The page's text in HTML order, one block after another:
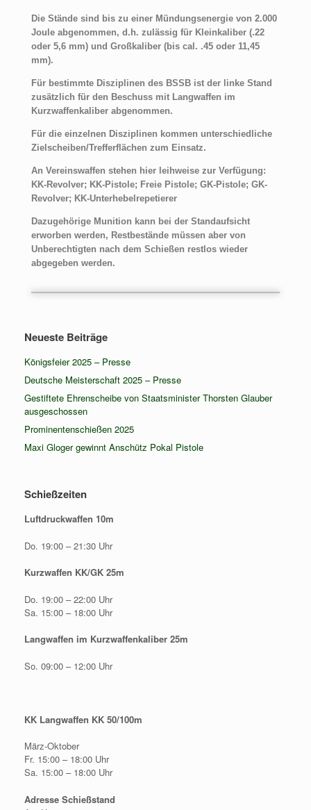
Die Stände sind bis zu einer Mündungsenergie von 2.000
Joule abgenommen, d.h. zulässig für Kleinkaliber (.22
oder 5,6 mm) und Großkaliber (bis cal. .45 oder 11,45
mm).
Für bestimmte Disziplinen des BSSB ist der linke Stand
zusätzlich für den Beschuss mit Langwaffen im
Kurzwaffenkaliber abgenommen.
Für die einzelnen Disziplinen kommen unterschiedliche
Zielscheiben/Trefferflächen zum Einsatz.
An Vereinswaffen stehen hier leihweise zur Verfügung:
KK-Revolver; KK-Pistole; Freie Pistole; GK-Pistole; GK-
Revolver; KK-Unterhebelrepetierer
Dazugehörige Munition kann bei der Standaufsicht
erworben werden, Restbestände müssen aber von
Unberechtigten nach dem Schießen restlos wieder
abgegeben werden.
Neueste Beiträge
Königsfeier 2025 – Presse
Deutsche Meisterschaft 2025 – Presse
Gestiftete Ehrenscheibe von Staatsminister Thorsten Glauber
ausgeschossen
Prominentenschießen 2025
Maxi Gloger gewinnt Anschütz Pokal Pistole
Schießzeiten
Luftdruckwaffen 10m
Do. 19:00 – 21:30 Uhr
Kurzwaffen KK/GK 25m
Do. 19:00 – 22:00 Uhr
Sa. 15:00 – 18:00 Uhr
Langwaffen im Kurzwaffenkaliber 25m
So. 09:00 – 12:00 Uhr
KK Langwaffen KK 50/100m
März-Oktober
Fr. 15:00 – 18:00 Uhr
Sa. 15:00 – 18:00 Uhr
Adresse Schießstand